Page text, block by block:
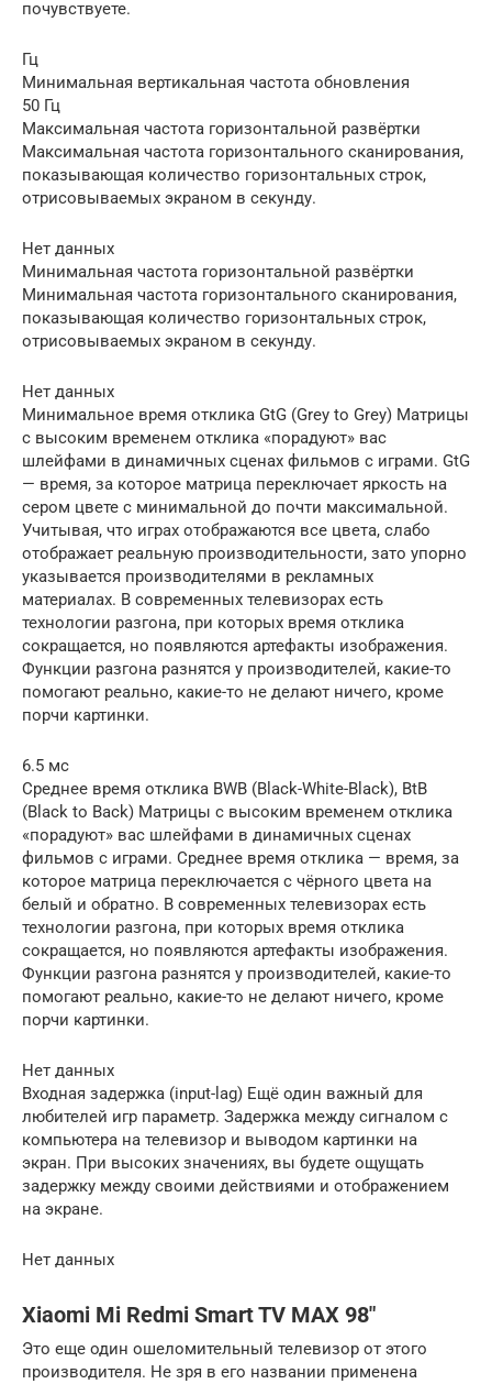
почувствуете.
Гц
Минимальная вертикальная частота обновления
50 Гц
Максимальная частота горизонтальной развёртки
Максимальная частота горизонтального сканирования,
показывающая количество горизонтальных строк,
отрисовываемых экраном в секунду.
Нет данных
Минимальная частота горизонтальной развёртки
Минимальная частота горизонтального сканирования,
показывающая количество горизонтальных строк,
отрисовываемых экраном в секунду.
Нет данных
Минимальное время отклика GtG (Grey to Grey) Матрицы
с высоким временем отклика «порадуют» вас
шлейфами в динамичных сценах фильмов с играми. GtG
— время, за которое матрица переключает яркость на
сером цвете с минимальной до почти максимальной.
Учитывая, что играх отображаются все цвета, слабо
отображает реальную производительности, зато упорно
указывается производителями в рекламных
материалах. В современных телевизорах есть
технологии разгона, при которых время отклика
сокращается, но появляются артефакты изображения.
Функции разгона разнятся у производителей, какие-то
помогают реально, какие-то не делают ничего, кроме
порчи картинки.
6.5 мс
Среднее время отклика BWB (Black-White-Black), BtB
(Black to Back) Матрицы с высоким временем отклика
«порадуют» вас шлейфами в динамичных сценах
фильмов с играми. Среднее время отклика — время, за
которое матрица переключается с чёрного цвета на
белый и обратно. В современных телевизорах есть
технологии разгона, при которых время отклика
сокращается, но появляются артефакты изображения.
Функции разгона разнятся у производителей, какие-то
помогают реально, какие-то не делают ничего, кроме
порчи картинки.
Нет данных
Входная задержка (input-lag) Ещё один важный для
любителей игр параметр. Задержка между сигналом с
компьютера на телевизор и выводом картинки на
экран. При высоких значениях, вы будете ощущать
задержку между своими действиями и отображением
на экране.
Нет данных
Xiaomi Mi Redmi Smart TV MAX 98″
Это еще один ошеломительный телевизор от этого
производителя. Не зря в его названии применена